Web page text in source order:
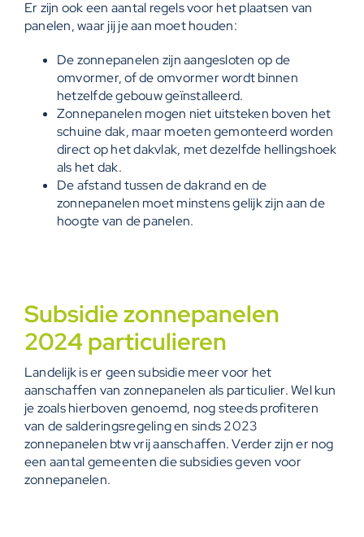
Er zijn ook een aantal regels voor het plaatsen van
panelen, waar jij je aan moet houden:
De zonnepanelen zijn aangesloten op de
omvormer, of de omvormer wordt binnen
hetzelfde gebouw geïnstalleerd.
Zonnepanelen mogen niet uitsteken boven het
schuine dak, maar moeten gemonteerd worden
direct op het dakvlak, met dezelfde hellingshoek
als het dak.
De afstand tussen de dakrand en de
zonnepanelen moet minstens gelijk zijn aan de
hoogte van de panelen.
Subsidie zonnepanelen
2024 particulieren
Landelijk is er geen subsidie meer voor het
aanschaffen van zonnepanelen als particulier. Wel kun
je zoals hierboven genoemd, nog steeds profiteren
van de salderingsregeling en sinds 2023
zonnepanelen btw vrij aanschaffen. Verder zijn er nog
een aantal gemeenten die subsidies geven voor
zonnepanelen.